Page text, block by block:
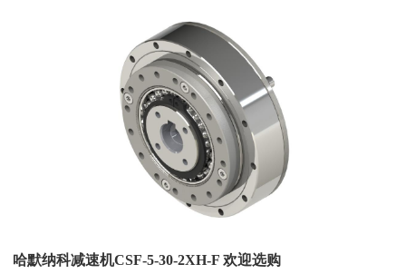
哈默纳科减速机CSF-5-30-2XH-F 欢迎选购